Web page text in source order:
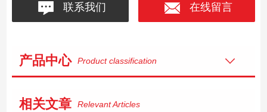
联系我们 在线留言
产品中心 Product classification
相关文章 Relevant Articles